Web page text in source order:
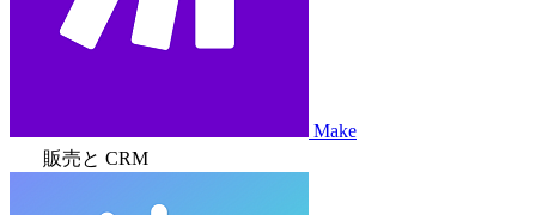
Make
販売と CRM